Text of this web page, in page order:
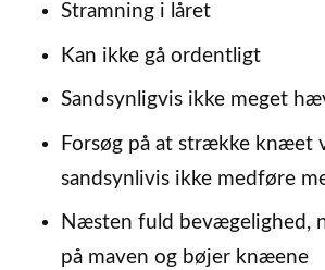
Stramning i låret
Kan ikke gå ordentligt
Sandsynligvis ikke meget
Forsøg på at strække knæet
sandsynlivis ikke medføre
Næsten fuld bevægelighed,
på maven og bøjer knæene